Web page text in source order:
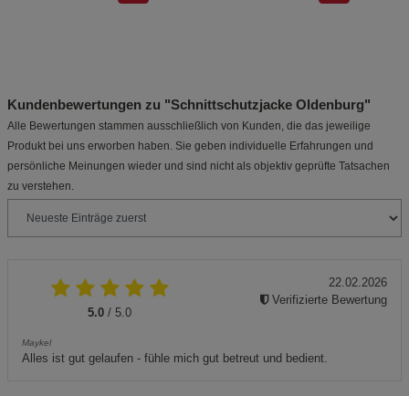
Kundenbewertungen zu "Schnittschutzjacke Oldenburg"
Alle Bewertungen stammen ausschließlich von Kunden, die das jeweilige
Produkt bei uns erworben haben. Sie geben individuelle Erfahrungen und
persönliche Meinungen wieder und sind nicht als objektiv geprüfte Tatsachen
zu verstehen.
5.0 / 5.0
Maykel
Alles ist gut gelaufen - fühle mich gut betreut und bedient.
22.02.2026
Verifizierte Bewertung